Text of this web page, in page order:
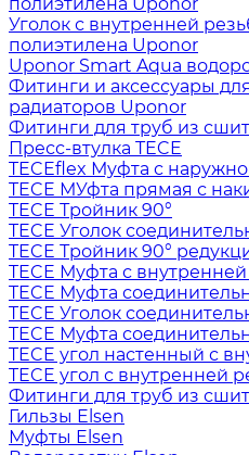
Уголок с внутренней
полиэтилена Uponor
Uponor Smart Aqua
Фитинги и аксессуары
радиаторов Uponor
Фитинги для труб из
Пресс-втулка TECE
TECEflex Муфта с
TECE МУфта прямая с
TECE Тройник 90°
TECE Уголок
TECE Тройник 90°
TECE Муфта с
TECE Муфта
TECE Уголок
TECE Муфта
TECE угол настенный с
TECE угол с внутренней
Фитинги для труб из
Гильзы Elsen
Муфты Elsen